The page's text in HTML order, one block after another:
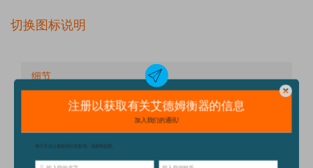
切换图标说明
细节
技术规格
配件